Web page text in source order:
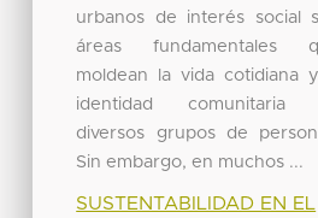
urbanos de interés social
áreas fundamentales
moldean la vida cotidiana
identidad comunitaria
diversos grupos de
Sin embargo, en muchos ...
SUSTENTABILIDAD EN EL